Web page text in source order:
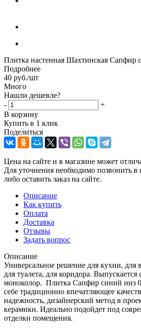
Плитка настенная Шахтинская Сапфир
Подробнее
40 руб./шт
Много
Нашли дешевле?
-
+
В корзину
Купить в 1 клик
Поделиться
Цена на сайте и в магазине может
Для уточнения необходимо позвонить
либо оставить заказ на сайте.
Описание
Как купить
Оплата
Доставка
Отзывы
Задать вопрос
Описание
Универсальное решение для кухни, для
для туалета, для коридора. Выпускается
моноколор. Плитка Сапфир синий низ
себе традиционно впечатляющее
надежность, дизайнерский метод в
керамики. Идеально подойдет под
отделки помещения.